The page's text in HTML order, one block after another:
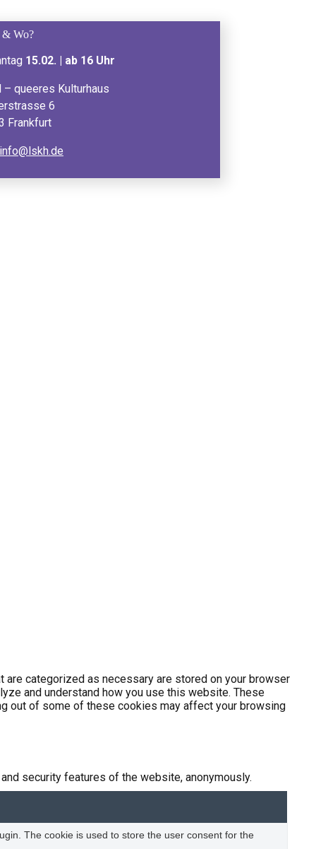
& Wo?
15.02. | ab 16 Uhr
– queeres Kulturhaus
6
Frankfurt
categorized as necessary are stored on your browser
and understand how you use this website. These
out of some of these cookies may affect your browsing
security features of the website, anonymously.
The cookie is used to store the user consent for the